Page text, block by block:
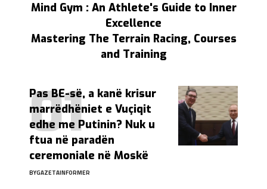
Mind Gym : An Athlete's Guide to Inner
Excellence
Mastering The Terrain Racing, Courses
and Training
Pas BE-së, a kanë krisur
marrëdhëniet e Vuçiqit
edhe me Putinin? Nuk u
ftua në paradën
ceremoniale në Moskë
BYGAZETAINFORMER